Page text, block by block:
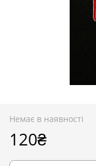
Немає в наявності
120₴